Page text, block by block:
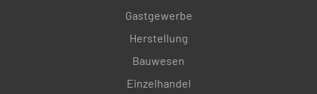
Gastgewerbe
Herstellung
Bauwesen
Einzelhandel